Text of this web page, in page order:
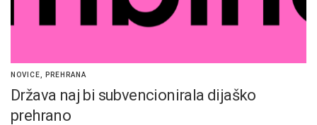
NOVICE PREHRANA
Država naj bi subvencionirala dijaško
prehrano